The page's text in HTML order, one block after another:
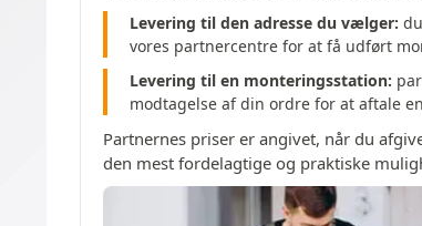
Levering til den adresse du vælger:
vores partnercentre for at få udført
Levering til en monteringsstation:
modtagelse af din ordre for at aftale
Partnernes priser er angivet, når du
den mest fordelagtige og praktiske